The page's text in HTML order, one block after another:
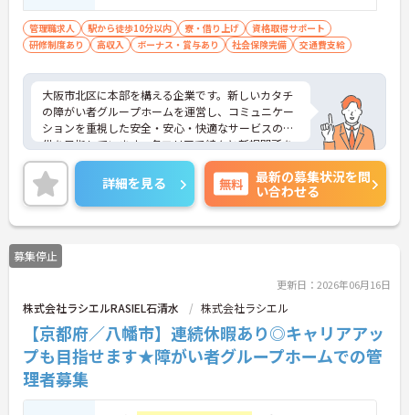
管理職求人 駅から徒歩10分以内 寮・借り上げ
資格取得サポート
研修制度あり
高収入 ボーナス・賞与あり 社会保険完備 交通費支給
大阪市北区に本部を構える企業です。新しいカタチ
の障がい者グループホームを運営し、コミュニケー
ションを重視した安全・安心・快適なサービスの提
供を目指しています。各エリアで続々と新規開所を
している成長企業で働きませんか？ご興味のある方
には、面接対策ポイントなど、さらに詳細をお話し
いたしますのでお気軽にご相談ください！
詳細を見る 無料
最新の募集状況を問
い合わせる
募集停止
更新日：2026年06月16日
株式会社ラシエルRASIEL石清水 株式会社ラシエル
【京都府／八幡市】連続休暇あり◎キャリアアッ
プも目指せます★障がい者グループホームでの管
理者募集